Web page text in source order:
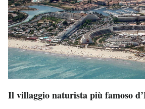
Il villaggio naturista più famoso